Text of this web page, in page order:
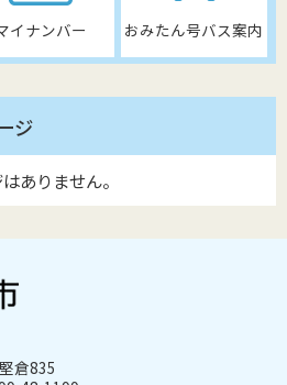
イナンバー おみたん号バス案内
ジ
ありません。
倉835